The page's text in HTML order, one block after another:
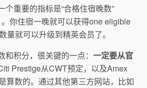
个重要的指标是“合格住宿晚数”
。你住宿一晚就可以获得one eligible
量就可以升级到精英会员了。
积分，很关键的一点： 一定要从官
Prestige从CWT预定，以及Amex
算数的。通过其他第三方网站，比如